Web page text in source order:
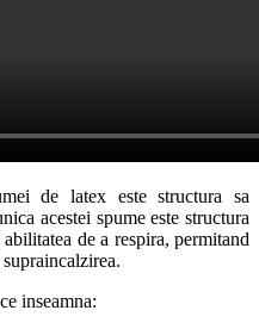
de latex este structura sa
acestei spume este structura
de a respira, permitand
inseamna: